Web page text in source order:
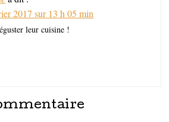
2017 sur 13 h 05 min
leur cuisine !